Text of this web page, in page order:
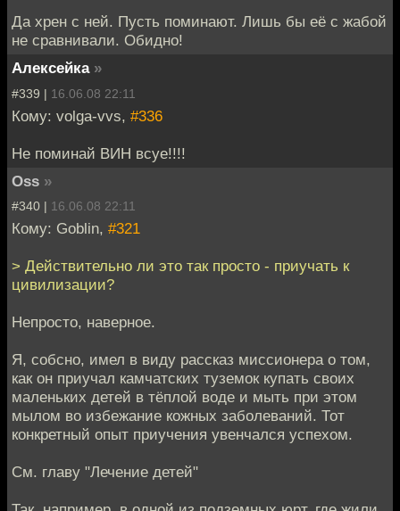
Да хрен с ней. Пусть поминают. Лишь бы её с жабой
не сравнивали. Обидно!
Алексейка »
#339 | 16.06.08 22:11
Кому: volga-vvs, #336
Не поминай ВИН всуе!!!!
Oss »
#340 | 16.06.08 22:11
Кому: Goblin, #321
> Действительно ли это так просто - приучать к
цивилизации?
Непросто, наверное.
Я, собсно, имел в виду рассказ миссионера о том,
как он приучал камчатских туземок купать своих
маленьких детей в тёплой воде и мыть при этом
мылом во избежание кожных заболеваний. Тот
конкретный опыт приучения увенчался успехом.
См. главу "Лечение детей"